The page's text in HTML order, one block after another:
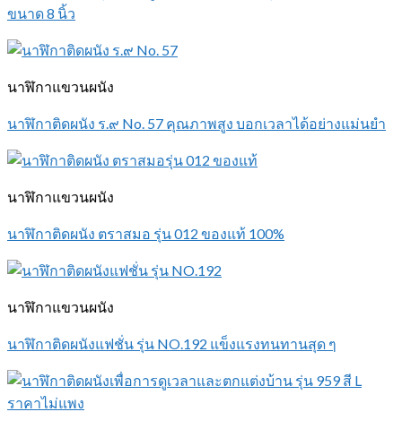
ขนาด 8 นิ้ว
นาฬิกาแขวนผนัง
นาฬิกาติดผนัง ร.๙ No. 57 คุณภาพสูง บอกเวลาได้อย่างแม่นยำ
นาฬิกาแขวนผนัง
นาฬิกาติดผนัง ตราสมอ รุ่น 012 ของแท้ 100%
นาฬิกาแขวนผนัง
นาฬิกาติดผนังแฟชั่น รุ่น NO.192 แข็งแรงทนทานสุด ๆ